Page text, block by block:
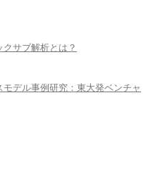
サブ解析とは？
デル事例研究：東大発ベンチャ